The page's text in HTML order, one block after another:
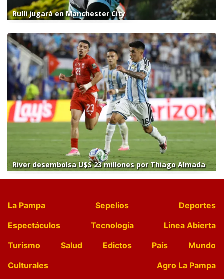
Rulli jugará en Manchester City
River desembolsa U$S 23 millones por Thiago Almada
La Pampa Sepelios
Deportes
Espectáculos
Tecnología
Linea Abierta
Turismo
Salud Edictos País
Mundo
Culturales
Agro La Pampa